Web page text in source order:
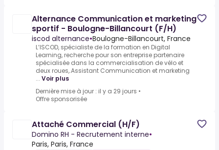
Alternance Communication et marketing
sportif - Boulogne-Billancourt (F/H)
iscod alternance•Boulogne-Billancourt, France
L’ISCOD, spécialiste de la formation en Digital
Learning, recherche pour son entreprise partenaire
spécialisée dans la commercialisation de vélo et
deux roues,.Assistant Communication et marketing
... Voir plus
Dernière mise à jour : il y a 29 jours •
Offre sponsorisée
Attaché Commercial (H/F)
Domino RH - Recrutement interne•
Paris, Paris, France